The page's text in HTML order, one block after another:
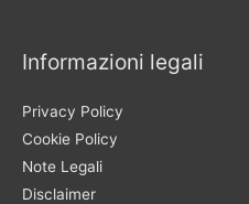
Informazioni legali
Privacy Policy
Cookie Policy
Note Legali
Disclaimer